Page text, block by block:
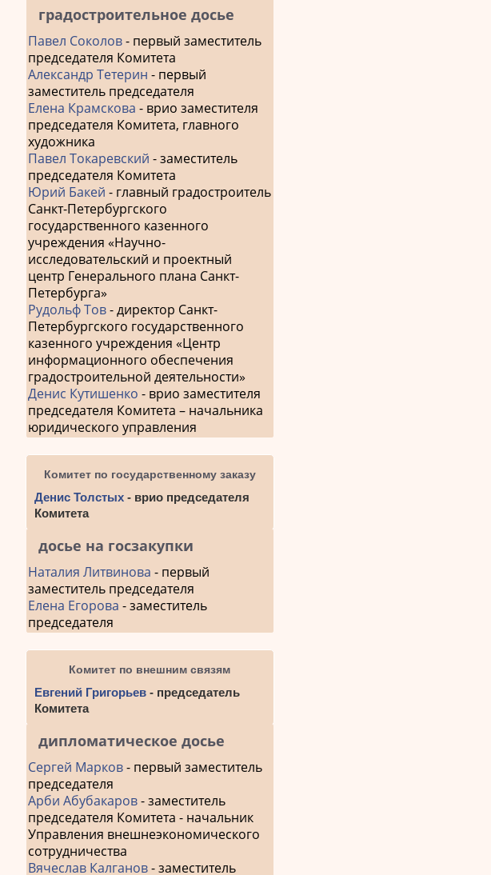
градостроительное досье
Павел Соколов- первый заместитель
председателя Комитета
Александр Тетерин - первый
заместитель председателя
Елена Крамскова - врио заместителя
председателя Комитета, главного
художника
Павел Токаревский - заместитель
председателя Комитета
Юрий Бакей - главный градостроитель
Санкт-Петербургского
государственного казенного
учреждения «Научно-
исследовательский и проектный
центр Генерального плана Санкт-
Петербурга»
Рудольф Тов- директор Санкт-
Петербургского государственного
казенного учреждения «Центр
информационного обеспечения
градостроительной деятельности»
Денис Кутишенко - врио заместителя
председателя Комитета – начальника
юридического управления
Комитет по государственному заказу
Денис Толстых - врио председателя
Комитета
досье на госзакупки
Наталия Литвинова - первый
заместитель председателя
Елена Егорова - заместитель
председателя
Комитет по внешним связям
Евгений Григорьев - председатель
Комитета
дипломатическое досье
Сергей Марков- первый заместитель
председателя
Арби Абубакаров- заместитель
председателя Комитета - начальник
Управления внешнеэкономического
сотрудничества
Вячеслав Калганов- заместитель